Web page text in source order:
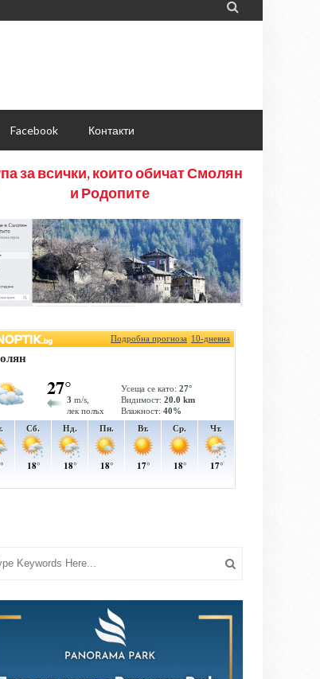

Facebook Контакти
за всички, които обичат Смолян
и Родопите